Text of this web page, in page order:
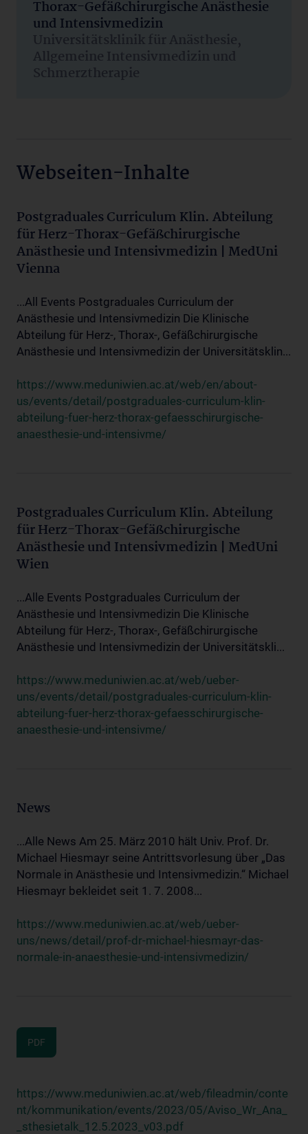
Thorax-Gefäßchirurgische Anästhesie
und Intensivmedizin
Universitätsklinik für Anästhesie,
Allgemeine Intensivmedizin und
Schmerztherapie
Webseiten-Inhalte
Postgraduales Curriculum Klin. Abteilung
für Herz-Thorax-Gefäßchirurgische
Anästhesie und Intensivmedizin | MedUni
Vienna
...All Events Postgraduales Curriculum der
Anästhesie und Intensivmedizin Die Klinische
Abteilung für Herz-, Thorax-, Gefäßchirurgische
Anästhesie und Intensivmedizin der Universitätsklin...
https://www.meduniwien.ac.at/web/en/about-
us/events/detail/postgraduales-curriculum-klin-
abteilung-fuer-herz-thorax-gefaesschirurgische-
anaesthesie-und-intensivme/
Postgraduales Curriculum Klin. Abteilung
für Herz-Thorax-Gefäßchirurgische
Anästhesie und Intensivmedizin | MedUni
Wien
...Alle Events Postgraduales Curriculum der
Anästhesie und Intensivmedizin Die Klinische
Abteilung für Herz-, Thorax-, Gefäßchirurgische
Anästhesie und Intensivmedizin der Universitätskli...
https://www.meduniwien.ac.at/web/ueber-
uns/events/detail/postgraduales-curriculum-klin-
abteilung-fuer-herz-thorax-gefaesschirurgische-
anaesthesie-und-intensivme/
News
...Alle News Am 25. März 2010 hält Univ. Prof. Dr.
Michael Hiesmayr seine Antrittsvorlesung über „Das
Normale in Anästhesie und Intensivmedizin.“ Michael
Hiesmayr bekleidet seit 1. 7. 2008...
https://www.meduniwien.ac.at/web/ueber-
uns/news/detail/prof-dr-michael-hiesmayr-das-
normale-in-anaesthesie-und-intensivmedizin/
PDF
https://www.meduniwien.ac.at/web/fileadmin/conte
nt/kommunikation/events/2023/05/Aviso_Wr_Ana_
_sthesietalk_12.5.2023_v03.pdf